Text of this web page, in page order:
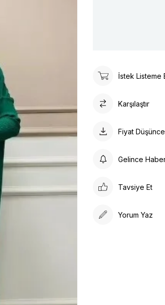
İstek Listeme
Karşılaştır
Fiyat
Gelince
Tavsiye Et
Yorum Yaz